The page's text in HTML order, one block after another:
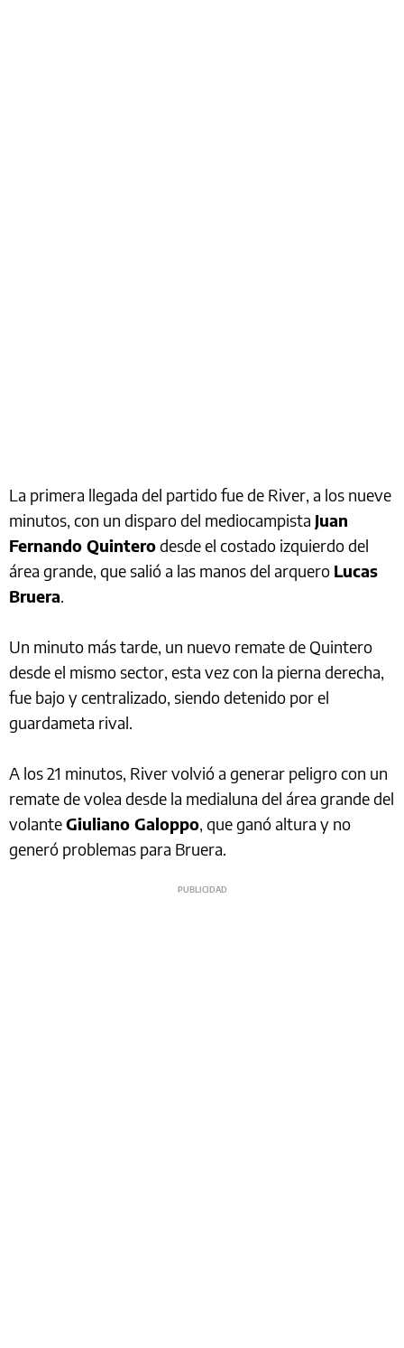
La primera llegada del partido fue de River, a los nueve
minutos, con un disparo del mediocampista Juan
Fernando Quinterodesde el costado izquierdo del
área grande, que salió a las manos del arquero Lucas
Bruera.
Un minuto más tarde, un nuevo remate de Quintero
desde el mismo sector, esta vez con la pierna derecha,
fue bajo y centralizado, siendo detenido por el
guardameta rival.
A los 21 minutos, River volvió a generar peligro con un
remate de volea desde la medialuna del área grande del
volanteGiuliano Galoppo, que ganó altura y no
generó problemas para Bruera.